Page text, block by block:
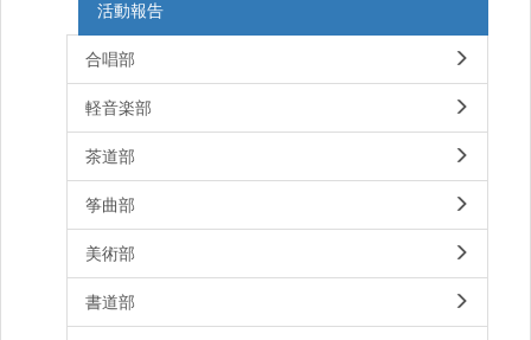
活動報告
合唱部
軽音楽部
茶道部
筝曲部
美術部
書道部